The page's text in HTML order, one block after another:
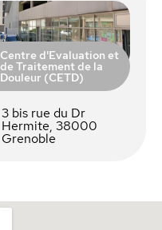
Centre d'Evaluation et
de Traitement de la
Douleur (CETD)
3 bis rue du Dr
Hermite, 38000
Grenoble